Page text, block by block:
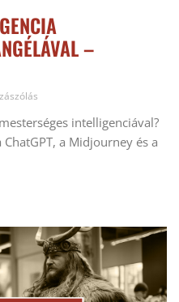
–
intelligenciával?
a Midjourney és a